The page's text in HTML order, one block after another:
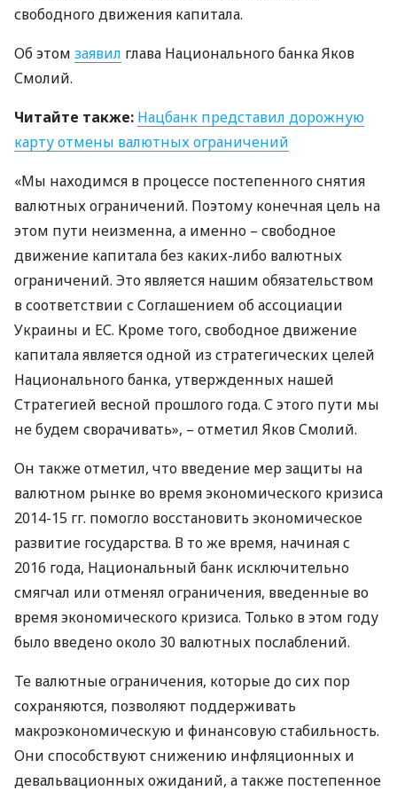
свободного движения капитала.
Об этом заявил глава Национального банка Яков
Смолий.
Читайте также: Нацбанк представил дорожную
карту отмены валютных ограничений
«Мы находимся в процессе постепенного снятия
валютных ограничений. Поэтому конечная цель на
этом пути неизменна, а именно – свободное
движение капитала без каких-либо валютных
ограничений. Это является нашим обязательством
в соответствии с Соглашением об ассоциации
Украины и ЕС. Кроме того, свободное движение
капитала является одной из стратегических целей
Национального банка, утвержденных нашей
Стратегией весной прошлого года. С этого пути мы
не будем сворачивать», – отметил Яков Смолий.
Он также отметил, что введение мер защиты на
валютном рынке во время экономического кризиса
2014-15 гг. помогло восстановить экономическое
развитие государства. В то же время, начиная с
2016 года, Национальный банк исключительно
смягчал или отменял ограничения, введенные во
время экономического кризиса. Только в этом году
было введено около 30 валютных послаблений.
Те валютные ограничения, которые до сих пор
сохраняются, позволяют поддерживать
макроэкономическую и финансовую стабильность.
Они способствуют снижению инфляционных и
девальвационных ожиданий, а также постепенное